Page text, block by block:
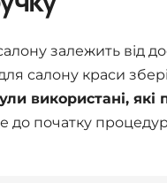
залежить від
салону краси
використані,
до початку